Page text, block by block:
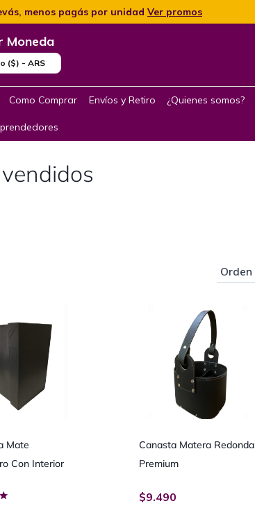
menos pagás por unidad Ver promos
Moneda
($) - ARS
Como Comprar Envíos y Retiro ¿Quienes somos?
Mate
Con Interior
Canasta Matera Redonda
Premium
$9.490